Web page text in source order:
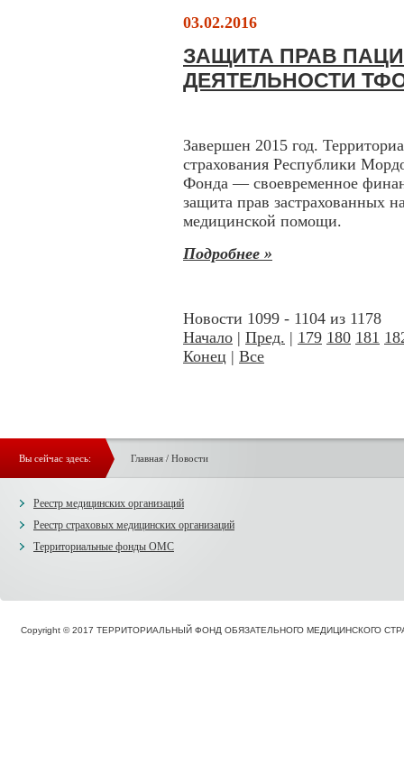
03.02.2016
ЗАЩИТА ПРАВ
ДЕЯТЕЛЬНОСТИ
Завершен 2015 год.
страхования Республики
Фонда — своевременное
защита прав застрахованных
медицинской помощи.
Подробнее »
Новости 1099 - 1104 из 1178
Начало | Пред. | 179 180 181
Конец | Все
Вы сейчас здесь: Главная/ Новости
Реестр медицинских организаций
Реестр страховых медицинских организаций
Территориальные фонды ОМС
Copyright © 2017 ТЕРРИТОРИАЛЬНЫЙ ФОНД ОБЯЗАТЕЛЬНОГО МЕДИЦИНСКОГО